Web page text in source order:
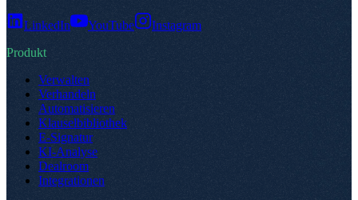
LinkedIn YouTube
Instagram
Produkt
Verwalten
Verhandeln
Automatisieren
Klauselbibliothek
E-Signatur
KI-Analyse
Dealroom
Integrationen